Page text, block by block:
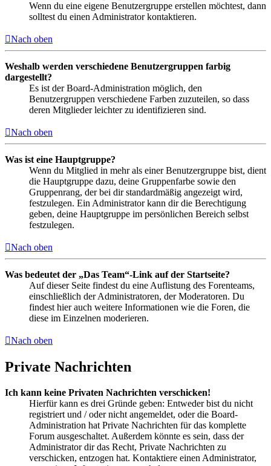
Wenn du eine eigene Benutzergruppe erstellen möchtest, dann
solltest du einen Administrator kontaktieren.
Nach oben
Weshalb werden verschiedene Benutzergruppen farbig
dargestellt?
Es ist der Board-Administration möglich, den
Benutzergruppen verschiedene Farben zuzuteilen, so dass
deren Mitglieder leichter zu identifizieren sind.
Nach oben
Was ist eine Hauptgruppe?
Wenn du Mitglied in mehr als einer Benutzergruppe bist, dient
die Hauptgruppe dazu, deine Gruppenfarbe sowie den
Gruppenrang, der bei dir standardmäßig angezeigt wird,
festzulegen. Ein Administrator kann dir die Berechtigung
geben, deine Hauptgruppe im persönlichen Bereich selbst
festzulegen.
Nach oben
Was bedeutet der „Das Team“-Link auf der Startseite?
Auf dieser Seite findest du eine Auflistung des Forenteams,
einschließlich der Administratoren, der Moderatoren. Du
findest hier auch weitere Informationen wie die Foren, die
diese im Einzelnen moderieren.
Nach oben
Private Nachrichten
Ich kann keine Privaten Nachrichten verschicken!
Hierfür kann es drei Gründe geben: Entweder bist du nicht
registriert und / oder nicht angemeldet, oder die Board-
Administration hat Private Nachrichten für das komplette
Forum ausgeschaltet. Außerdem könnte es sein, dass der
Administrator dir das Recht, Private Nachrichten zu
verschicken, entzogen hat. Kontaktiere einen Administrator,